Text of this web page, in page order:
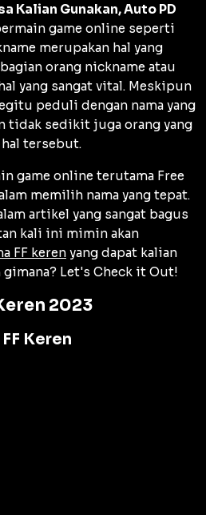
Kalian Gunakan, Auto PD
game online seperti
merupakan hal yang
orang nickname atau
yang sangat vital. Meskipun
peduli dengan nama yang
tidak sedikit juga orang yang
tersebut.
game online terutama Free
memilih nama yang tepat.
artikel yang sangat bagus
kali ini mimin akan
FF keren yang dapat kalian
gimana? Let's Check it Out!
2023
Keren